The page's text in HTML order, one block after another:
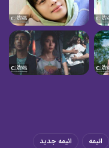
انیمه
انیمه جدید